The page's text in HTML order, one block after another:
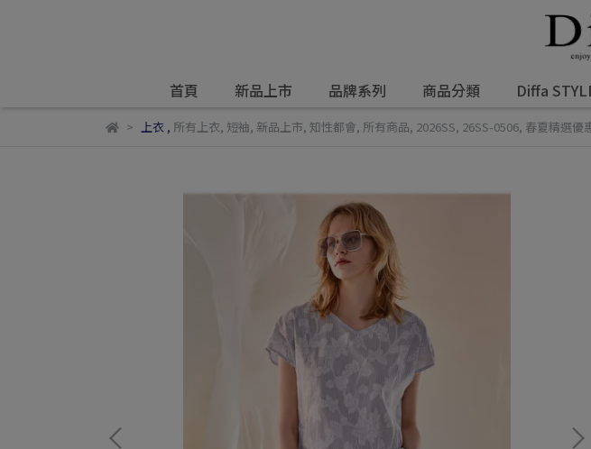
首頁 新品上市 品牌系列 商品分類 Diffa
上衣, 所有上衣, 短袖, 新品上市, 知性都會, 所有商品, 2026SS, 26SS-0506, 春夏精選優